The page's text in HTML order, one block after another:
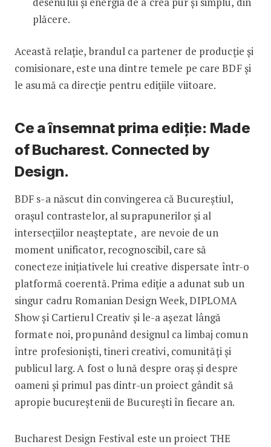
plăcere.
Această relație, brandul ca partener de producție și
comisionare, este una dintre temele pe care BDF și
le asumă ca direcție pentru edițiile viitoare.
Ce a însemnat prima ediție: Made
of Bucharest. Connected by
Design.
BDF s-a născut din convingerea că Bucureștiul,
orașul contrastelor, al suprapunerilor și al
intersecțiilor neașteptate, are nevoie de un
moment unificator, recognoscibil, care să
conecteze inițiativele lui creative dispersate într-o
platformă coerentă. Prima ediție a adunat sub un
singur cadru Romanian Design Week, DIPLOMA
Show și Cartierul Creativ și le-a așezat lângă
formate noi, propunând designul ca limbaj comun
între profesioniști, tineri creativi, comunități și
publicul larg. A fost o lună despre oraș și despre
oameni și primul pas dintr-un proiect gândit să
apropie bucureștenii de București în fiecare an.
Bucharest Design Festival este un proiect THE